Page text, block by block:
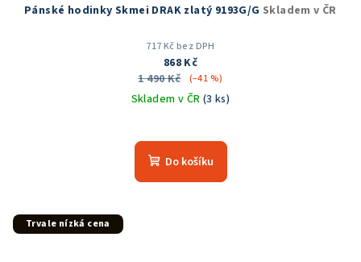
Pánské hodinky Skmei DRAK zlatý 9193G/G Skladem v ČR
717 Kč bez DPH
868 Kč
1 490 Kč
(–41 %)
Skladem v ČR (3 ks)
hodnocení
produktu
Do košíku
Trvale nízká cena